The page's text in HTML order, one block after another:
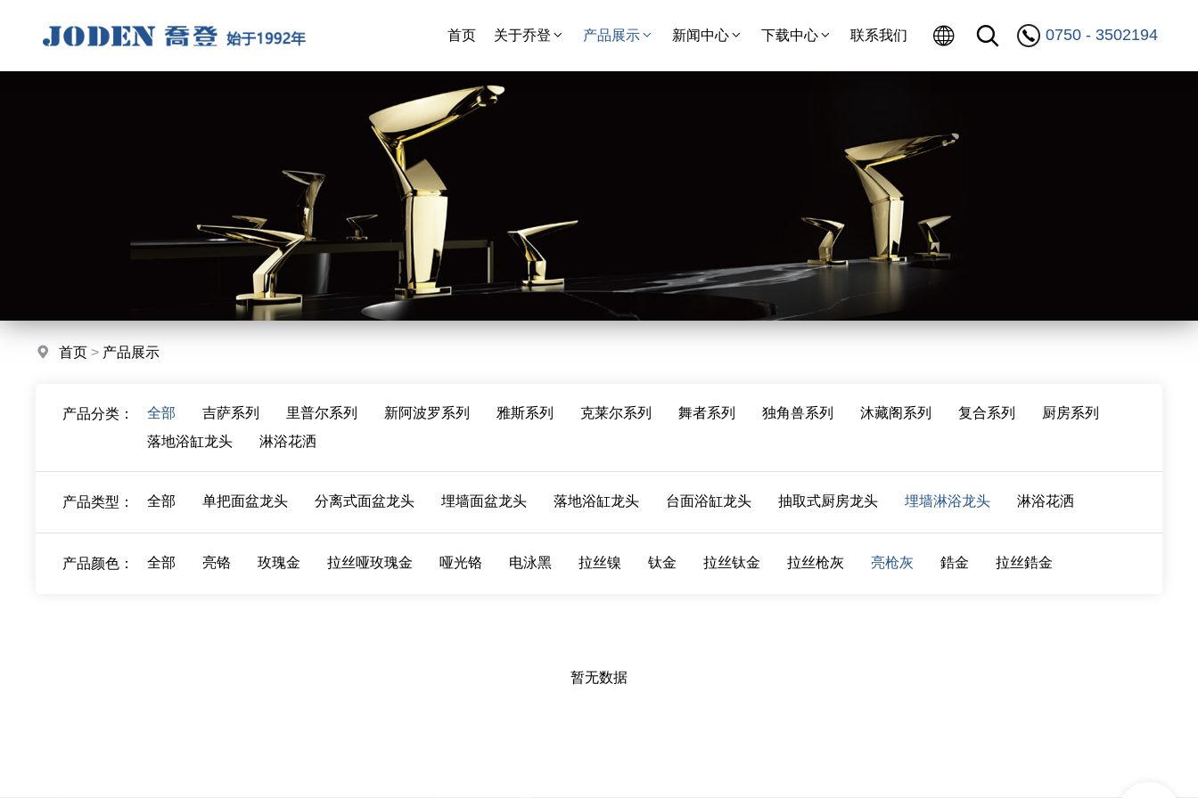
首页 关于乔登 产品展示 新闻中心 下载中心 联系我们 0750 - 3502194
首页 > 产品展示
产品分类： 全部 吉萨系列 里普尔系列 新阿波罗系列 雅斯系列 克莱尔系列 舞者系列 独角兽系列 沐藏阁系列 复合系列
厨房系列
落地浴缸龙头
淋浴花洒
产品类型： 全部 单把面盆龙头 分离式面盆龙头 埋墙面盆龙头 落地浴缸龙头 台面浴缸龙头 抽取式厨房龙头 埋墙淋浴龙头 淋浴花洒
产品颜色： 全部 亮铬 玫瑰金 拉丝哑玫瑰金 哑光铬 电泳黑 拉丝镍 钛金 拉丝钛金 拉丝枪灰 亮枪灰 鋯金 拉丝鋯金
暂无数据